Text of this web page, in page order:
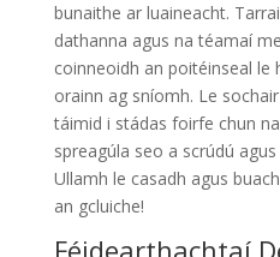
bunaithe ar luaineacht.
dathanna agus na téamaí
coinneoidh an poitéinseal le
orainn ag sníomh. Le
táimid i stádas foirfe chun
spreagúla seo a scrúdú
Ullamh le casadh agus
an gcluiche!
Féidearthachtaí